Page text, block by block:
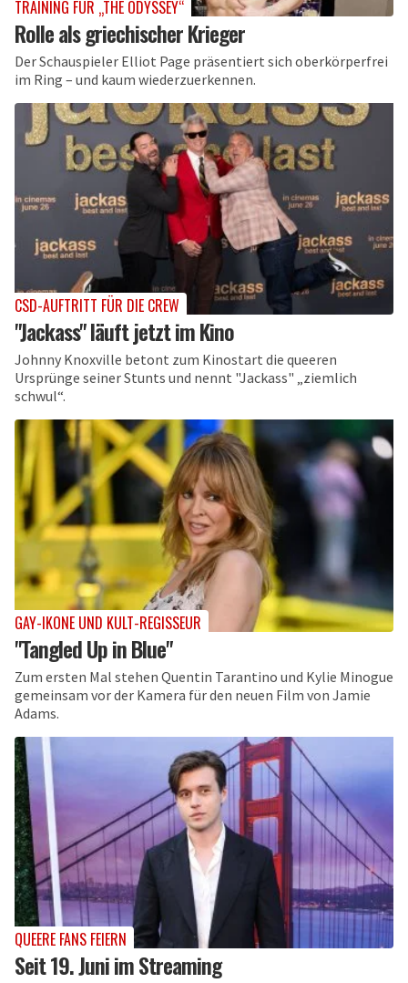
TRAINING FÜR „THE ODYSSEY“
Rolle als griechischer Krieger
Der Schauspieler Elliot Page präsentiert sich oberkörperfrei
im Ring – und kaum wiederzuerkennen.
CSD-AUFTRITT FÜR DIE CREW
"Jackass" läuft jetzt im Kino
Johnny Knoxville betont zum Kinostart die queeren
Ursprünge seiner Stunts und nennt "Jackass" „ziemlich
schwul“.
GAY-IKONE UND KULT-REGISSEUR
"Tangled Up in Blue"
Zum ersten Mal stehen Quentin Tarantino und Kylie Minogue
gemeinsam vor der Kamera für den neuen Film von Jamie
Adams.
QUEERE FANS FEIERN
Seit 19. Juni im Streaming